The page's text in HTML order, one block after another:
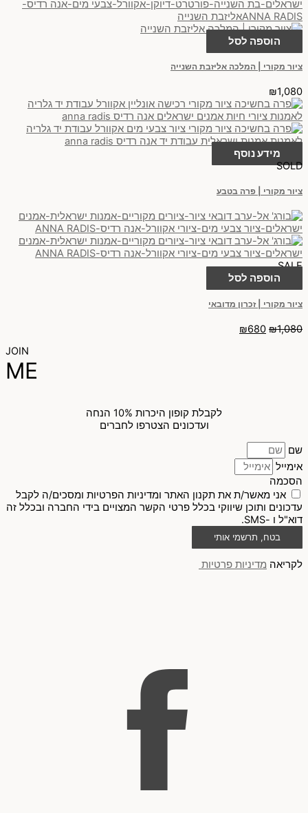
הוספה לסל
ציור מקורי | המלכה אליזבת השנייה
₪1,080
מידע נוסף
SOLD
ציור מקורי | פרה בטבע
SALE
הוספה לסל
ציור מקורי | זכרון מדובאי
₪1,080
₪680
JOIN
ME
לקבלת קופון היכרות 10% הנחה
ועדכונים הצטרפו לחברים
שם
אימייל
הסכמה
אני מאשר/ת את תקנון האתר ומדיניות הפרטיות ומסכים/ה לקבל
עדכונים ותוכן שיווקי בכלל פרטי הקשר המצויים בידי החברה ובכלל זה
דוא"ל ו -SMS.
בטח, תרשמי אותי
לקריאה מדיניות פרטיות